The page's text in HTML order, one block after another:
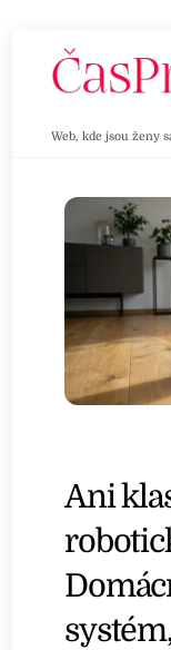
Web, kde jsou ženy
Ani